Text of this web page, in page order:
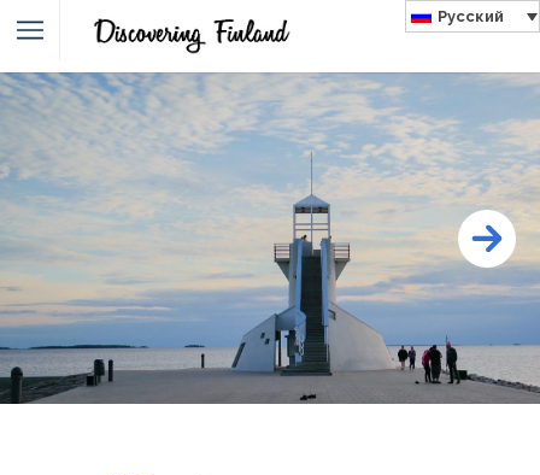
Русский